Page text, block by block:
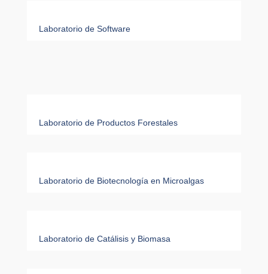
Laboratorio de Software
Laboratorio de Productos Forestales
Laboratorio de Biotecnología en Microalgas
Laboratorio de Catálisis y Biomasa